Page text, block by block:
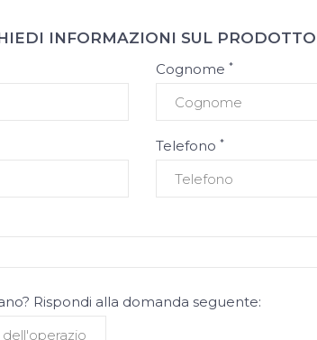
INFORMAZIONI SUL PRODOTTO
Cognome *
Telefono *
Rispondi alla domanda seguente: